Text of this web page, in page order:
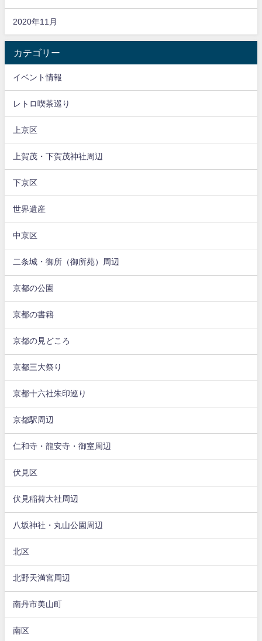
2020年11月
カテゴリー
イベント情報
レトロ喫茶巡り
上京区
上賀茂・下賀茂神社周辺
下京区
世界遺産
中京区
二条城・御所（御所苑）周辺
京都の公園
京都の書籍
京都の見どころ
京都三大祭り
京都十六社朱印巡り
京都駅周辺
仁和寺・龍安寺・御室周辺
伏見区
伏見稲荷大社周辺
八坂神社・丸山公園周辺
北区
北野天満宮周辺
南丹市美山町
南区